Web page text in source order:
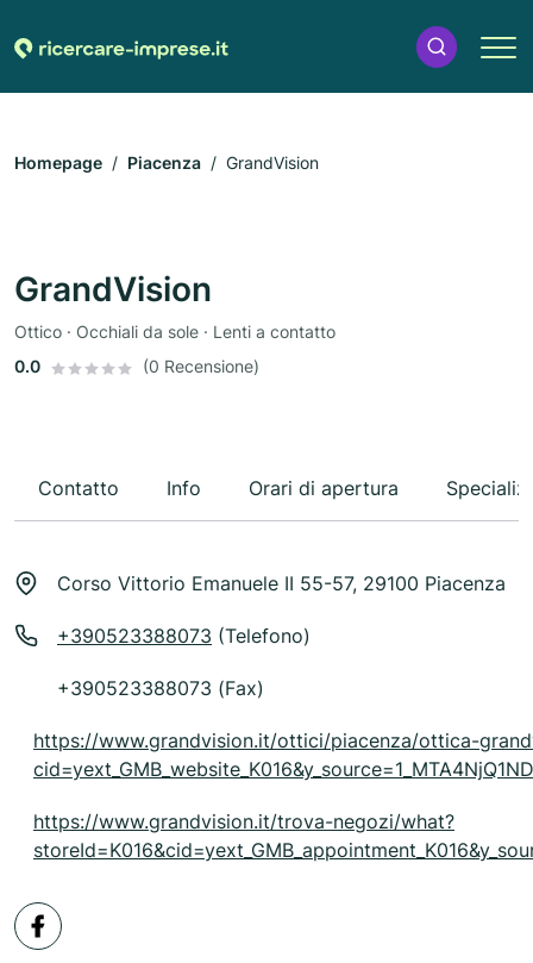
Homepage Piacenza GrandVision
GrandVision
Ottico · Occhiali da sole · Lenti a contatto
0.0
(0 Recensione)
Contatto Info Orari di apertura
Corso Vittorio Emanuele II 55-57, 29100 Piacenza
+390523388073 (Telefono)
+390523388073 (Fax)
https://www.grandvision.it/ottici/piacenza/ottica-
https://www.grandvision.it/trova-negozi/what?